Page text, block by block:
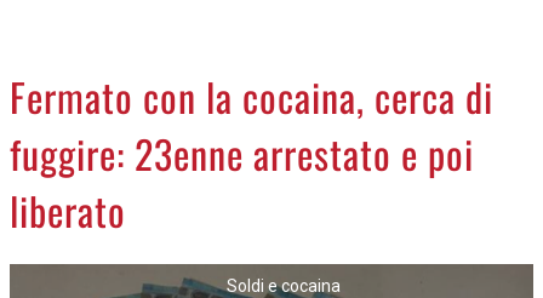
LA PIAZZA
ANIMALI
ACCEDI
Fermato con la cocaina, cerca di
fuggire: 23enne arrestato e poi
liberato
Soldi e cocaina